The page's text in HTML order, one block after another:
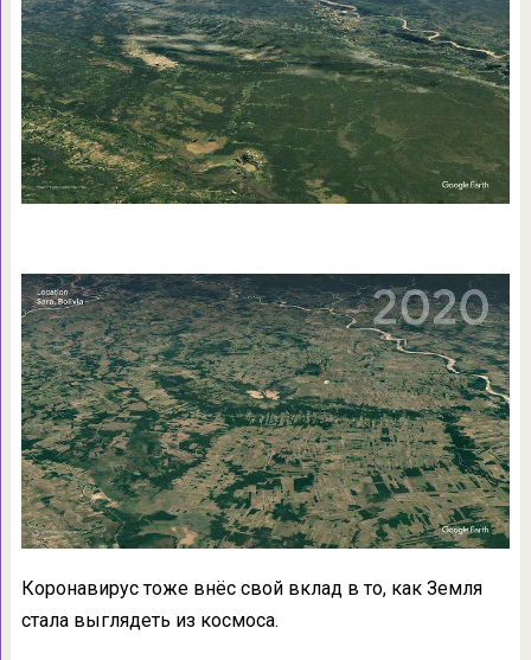
Коронавирус тоже внёс свой вклад в то, как Земля
стала выглядеть из космоса.